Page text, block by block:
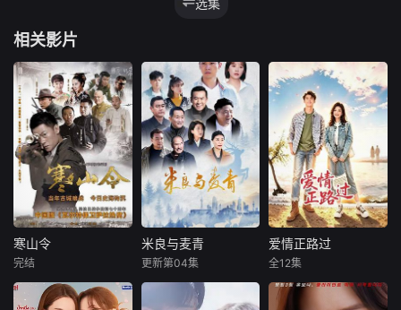
相关影片
寒山令
宋运成
寒山令
完结
米良与麦青
米良与麦青
更新第04集
爱情正路过
《爱情正路
爱情正路过
全12集